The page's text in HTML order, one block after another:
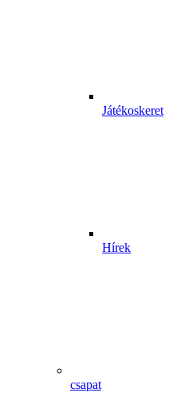
Játékoskeret
Hírek
csapat